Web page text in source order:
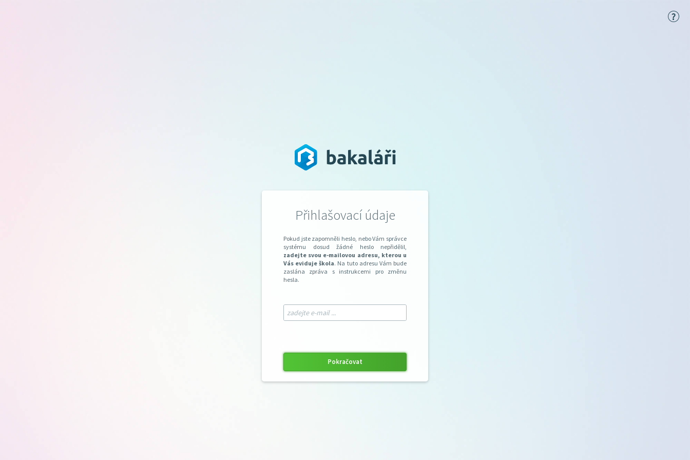
Přihlašovací údaje
Pokud jste zapomněli heslo, nebo Vám správce
systému dosud žádné heslo nepřidělil,
zadejte svou e-mailovou adresu, kterou u
Vás eviduje škola. Na tuto adresu Vám bude
zaslána zpráva s instrukcemi pro změnu
hesla.
Pokračovat